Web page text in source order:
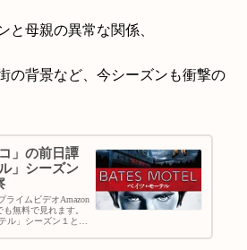
と母親の異常な関係、
の背景など、今シーズンも衝撃の
」の前日譚
」シーズン
ライムビデオAmazon
無料で見れます。
ル」シーズン１と
た！アルフレッド・